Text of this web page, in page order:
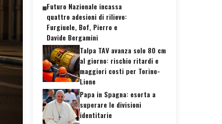
Futuro Nazionale incassa
quattro adesioni di rilievo:
Furgiuele, Bof, Pierro e
Davide Bergamini
Talpa TAV avanza solo 80 cm
al giorno: rischio ritardi e
maggiori costi per Torino-
Lione
Papa in Spagna: esorta a
superare le divisioni
identitarie